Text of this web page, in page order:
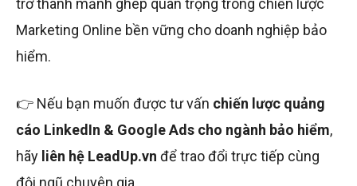
trở thành mảnh ghép quan trọng trong chiến lược
Marketing Online bền vững cho doanh nghiệp bảo
hiểm.
👉 Nếu bạn muốn được tư vấn chiến lược quảng
cáo LinkedIn & Google Ads cho ngành bảo hiểm,
hãy liên hệ LeadUp.vn để trao đổi trực tiếp cùng
đội ngũ chuyên gia.